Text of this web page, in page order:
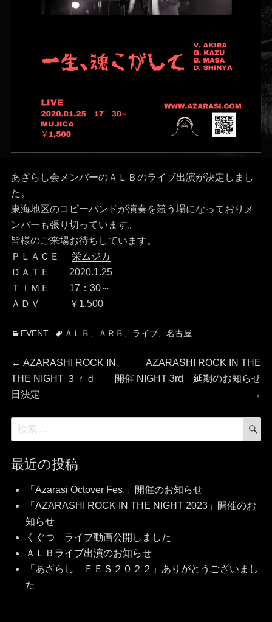
あざらし会メンバーのＡＬＢのライブ出演が決定しまし
た。
東海地区のコピーバンドが演奏を競う場になっておりメ
ンバーも張り切っています。
皆様のご来場お待ちしています。
ＰＬＡＣＥ 栄ムジカ
ＤＡＴＥ 2020.1.25
ＴＩＭＥ 17：30～
ＡＤＶ ￥1,500
カ
ゴ
リ
ー
EVENT
タ ＡＬＢ 、 ＡＲＢ 、 ライブ、 名古屋
投
稿
ナ
ビ
ゲ
ー
シ
ョ
ン
← 前
の
投
AZARASHI ROCK IN
THE NIGHT ３ｒｄ 開催
日決定
次
の
AZARASHI ROCK IN THE
NIGHT 3rd 延期のお知らせ
→
検
索:
最近の投稿
「Azarasi Octover Fes.」開催のお知らせ
「AZARASHI ROCK IN THE NIGHT 2023」開催のお
知らせ
くぐつ ライブ動画公開しました
ＡＬＢライブ出演のお知らせ
「あざらし ＦＥＳ２０２２」ありがとうございまし
た